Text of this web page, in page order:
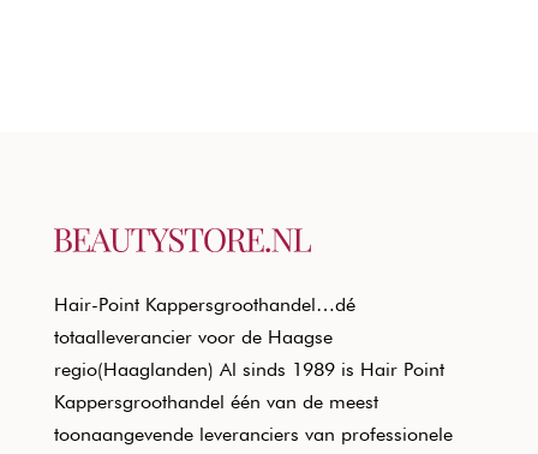
Hair-Point Kappersgroothandel…dé
totaalleverancier voor de Haagse
regio(Haaglanden) Al sinds 1989 is Hair Point
Kappersgroothandel één van de meest
toonaangevende leveranciers van professionele